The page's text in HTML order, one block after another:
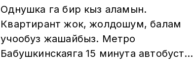
Чалыныздар
Однушка га бир кыз аламын.
Квартирант жок, жолдошум, балам
учообуз жашайбыз. Метро
Бабушкинскаяга 15 минута автобуста,